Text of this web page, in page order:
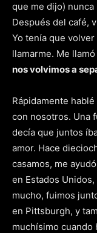
que me dijo)
Después del café,
Yo tenía que
llamarme. Me
nos volvimos a
Rápidamente
con nosotros. Una
decía que juntos
amor. Hace
casamos, me
en Estados
mucho, fuimos
en Pittsburgh, y
muchísimo cuando